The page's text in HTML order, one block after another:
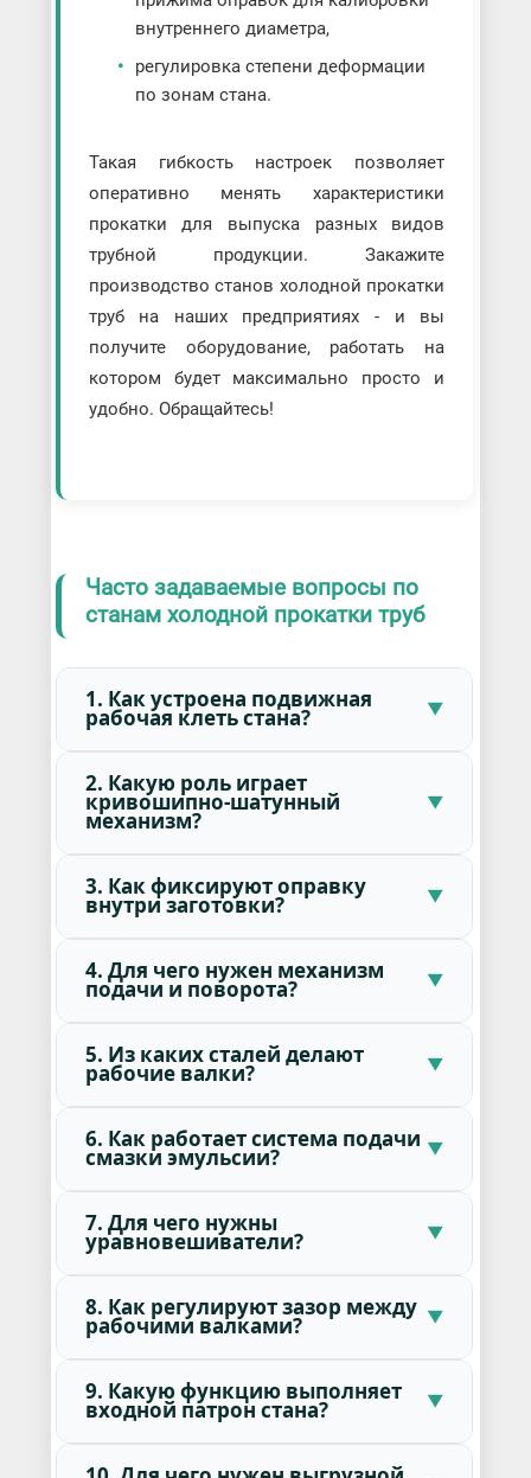
внутреннего диаметра,
регулировка степени деформации
по зонам стана.
Такая гибкость настроек позволяет
оперативно менять характеристики
прокатки для выпуска разных видов
трубной продукции. Закажите
производство станов холодной прокатки
труб на наших предприятиях - и вы
получите оборудование, работать на
котором будет максимально просто и
удобно. Обращайтесь!
Часто задаваемые вопросы по
станам холодной прокатки труб
1. Как устроена подвижная
рабочая клеть стана?
2. Какую роль играет
кривошипно-шатунный
механизм?
3. Как фиксируют оправку
внутри заготовки?
4. Для чего нужен механизм
подачи и поворота?
5. Из каких сталей делают
рабочие валки?
6. Как работает система подачи
смазки эмульсии?
7. Для чего нужны
уравновешиватели?
8. Как регулируют зазор между
рабочими валками?
9. Какую функцию выполняет
входной патрон стана?